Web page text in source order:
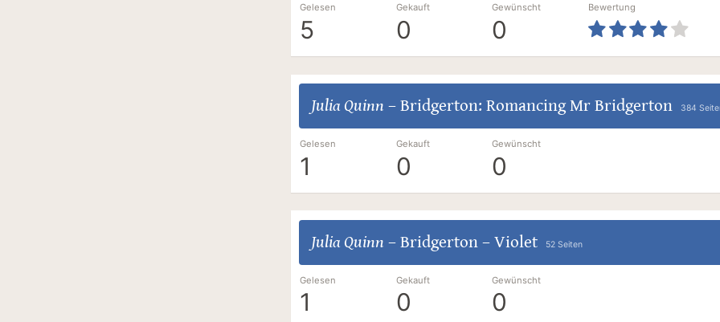
Gelesen
5
Gekauft
0
Gewünscht
0
Bewertung
Julia Quinn – Bridgerton: Romancing Mr Bridgerton 384
Gelesen
1
Gekauft
0
Gewünscht
0
Julia Quinn – Bridgerton – Violet 52 Seiten
Gelesen
1
Gekauft
0
Gewünscht
0